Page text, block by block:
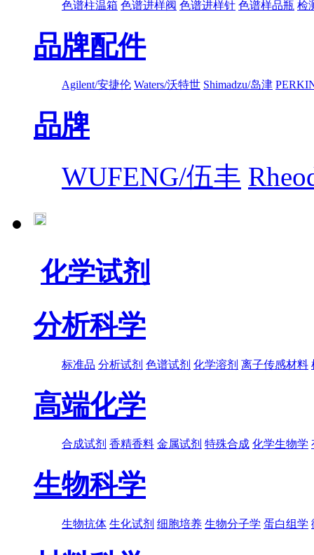
色谱柱温箱 色谱进样阀 色谱进样针 色谱样品瓶 检
品牌配件
Agilent/安捷伦 Waters/沃特世 Shimadzu/岛津
品牌
WUFENG/伍丰
化学试剂
分析科学
标准品 分析试剂 色谱试剂 化学溶剂 离子传感材料
高端化学
合成试剂 香精香料 金属试剂 特殊合成 化学生物学
生物科学
生物抗体 生化试剂 细胞培养 生物分子学 蛋白组学